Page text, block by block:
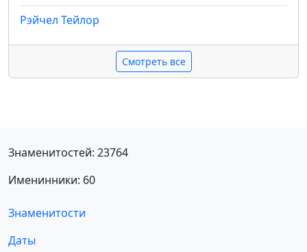
Рэйчел Тейлор
Смотреть все
Знаменитостей: 23764
Именинники: 60
Знаменитости
Даты